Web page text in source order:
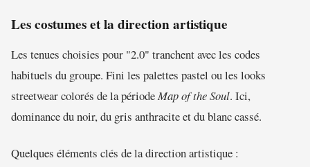
Les costumes et la direction artistique
Les tenues choisies pour "2.0" tranchent avec les codes
habituels du groupe. Fini les palettes pastel ou les looks
streetwear colorés de la périodeMap of the Soul. Ici,
dominance du noir, du gris anthracite et du blanc cassé.
Quelques éléments clés de la direction artistique :